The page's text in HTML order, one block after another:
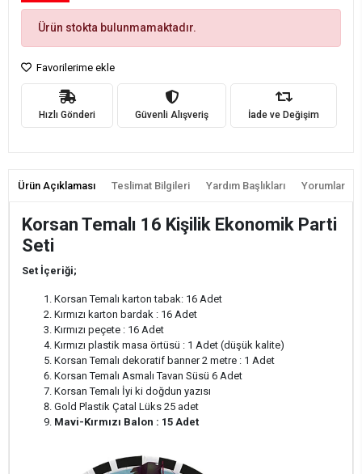
Ürün stokta bulunmamaktadır.
Favorilerime ekle
Hızlı Gönderi Güvenli Alışveriş İade ve Değişim
Ürün Açıklaması Teslimat Bilgileri Yardım Başlıkları Yorumlar
Korsan Temalı 16 Kişilik Ekonomik Parti
Seti
Set İçeriği;
Korsan Temalı karton tabak: 16 Adet
Kırmızı karton bardak : 16 Adet
Kırmızı peçete : 16 Adet
Kırmızı plastik masa örtüsü : 1 Adet (düşük kalite)
Korsan Temalı dekoratif banner 2 metre : 1 Adet
Korsan Temalı Asmalı Tavan Süsü 6 Adet
Korsan Temalı İyi ki doğdun yazısı
Gold Plastik Çatal Lüks 25 adet
Mavi-Kırmızı Balon : 15 Adet